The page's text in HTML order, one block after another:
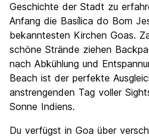
Geschichte der Stadt zu
Anfang die Basílica do Bom
bekanntesten Kirchen Goas.
schöne Strände ziehen
nach Abkühlung und
Beach ist der perfekte
anstrengenden Tag voller
Sonne Indiens.
Du verfügst in Goa über